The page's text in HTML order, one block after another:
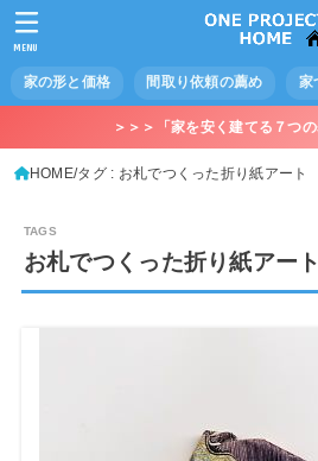
家の形と価格 間取り依頼の薦め 家
MENU
＞＞＞「家を安く建てる７つ
HOME タグ : お札でつくった折り紙アート
お札でつくった折り紙アート